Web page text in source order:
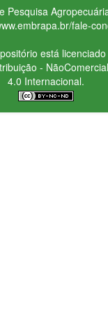
Pesquisa
fale-
está
-
4.0 Internacional.